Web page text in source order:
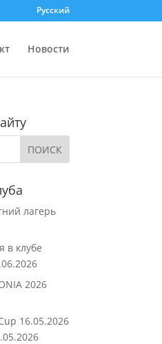
Русский
Новости
лагерь
в клубе
2026
16.05.2026